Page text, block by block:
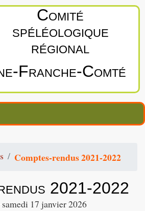
Comité
spéléologique
régional
Comptes-rendus 2021-2022
2021-2022
17 janvier 2026